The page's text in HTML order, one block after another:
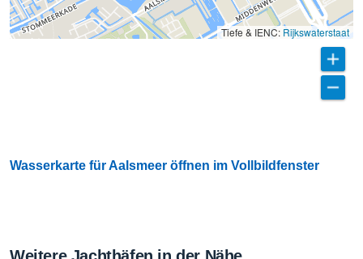
Tiefe & IENC: Rijkswaterstaat
Wasserkarte für Aalsmeer öffnen im Vollbildfenster